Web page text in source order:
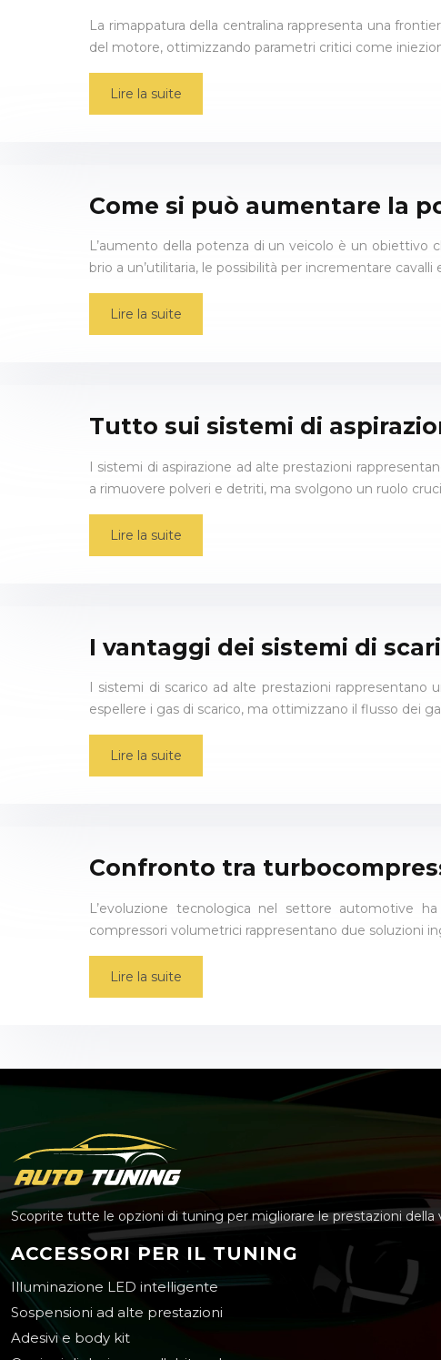
La rimappatura della centralina rappresenta una
del motore, ottimizzando parametri critici come
Lire la suite
Come si può aumentare la
L’aumento della potenza di un veicolo è un obiettivo
brio a un’utilitaria, le possibilità per incrementare cavalli
Lire la suite
Tutto sui sistemi di
I sistemi di aspirazione ad alte prestazioni
a rimuovere polveri e detriti, ma svolgono un ruolo
Lire la suite
I vantaggi dei sistemi di
I sistemi di scarico ad alte prestazioni
espellere i gas di scarico, ma ottimizzano il flusso dei
Lire la suite
Confronto tra
L’evoluzione tecnologica nel settore automotive
compressori volumetrici rappresentano due soluzioni
Lire la suite
Scoprite tutte le opzioni di tuning per migliorare le prestazioni
ACCESSORI PER IL TUNING
Illuminazione LED intelligente
Sospensioni ad alte prestazioni
Adesivi e body kit